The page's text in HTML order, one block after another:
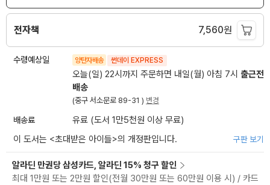
전자책 7,560원
수령예상일 양탄자배송 썬데이 EXPRESS
오늘(일) 22시까지 주문하면 내일(월) 아침 7시 출근전
배송
(중구 서소문로 89-31 ) 변경
배송료
유료 (도서 1만5천원 이상 무료)
이 도서는 <초대받은 아이들>의 개정판입니다. 구판 보기
알라딘 만권당 삼성카드, 알라딘 15% 청구 할인
최대 1만원 또는 2만원 할인(전월 30만원 또는 60만원 이용 시) / 카드